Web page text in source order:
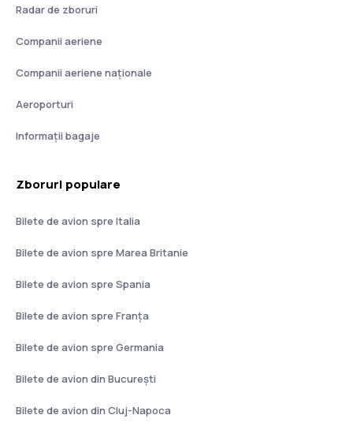
Radar de zboruri
Companii aeriene
Companii aeriene naţionale
Aeroporturi
Informații bagaje
Zboruri populare
Bilete de avion spre Italia
Bilete de avion spre Marea Britanie
Bilete de avion spre Spania
Bilete de avion spre Franţa
Bilete de avion spre Germania
Bilete de avion din București
Bilete de avion din Cluj-Napoca